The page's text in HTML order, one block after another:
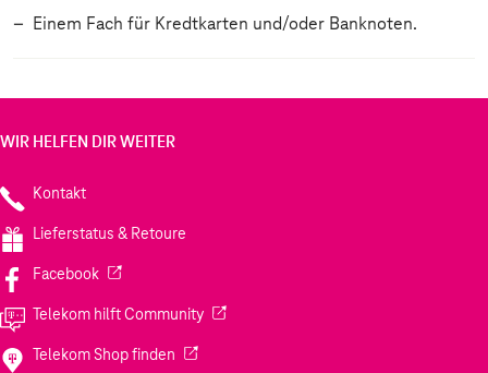
Einem Fach für Kredtkarten und/oder Banknoten.
WIR HELFEN DIR WEITER
Kontakt
Lieferstatus & Retoure
Facebook(Wird in einem neuen Tab geöffnet)
Telekom hilft Community(Wird in einem neuen Tab geöffnet)
Telekom Shop finden (Wird in einem neuen Tab geöffnet)